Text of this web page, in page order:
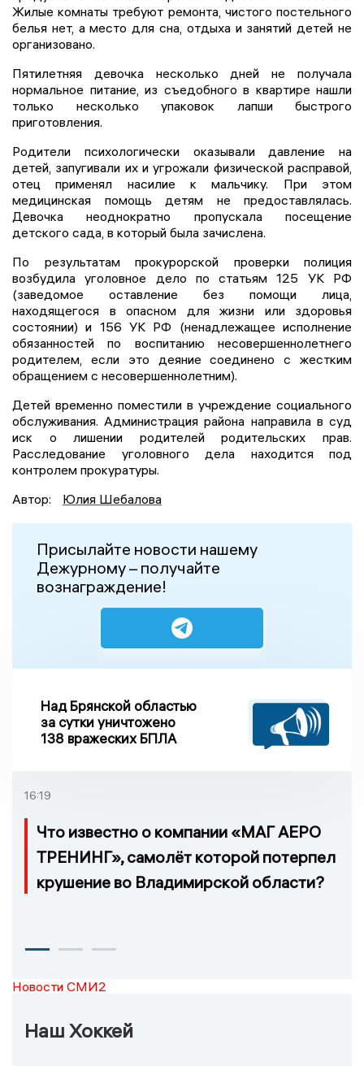
Жилые комнаты требуют ремонта, чистого постельного
белья нет, а место для сна, отдыха и занятий детей не
организовано.
Пятилетняя девочка несколько дней не получала
нормальное питание, из съедобного в квартире нашли
только несколько упаковок лапши быстрого
приготовления.
Родители психологически оказывали давление на
детей, запугивали их и угрожали физической расправой,
отец применял насилие к мальчику. При этом
медицинская помощь детям не предоставлялась.
Девочка неоднократно пропускала посещение
детского сада, в который была зачислена.
По результатам прокурорской проверки полиция
возбудила уголовное дело по статьям 125 УК РФ
(заведомое оставление без помощи лица,
находящегося в опасном для жизни или здоровья
состоянии) и 156 УК РФ (ненадлежащее исполнение
обязанностей по воспитанию несовершеннолетнего
родителем, если это деяние соединено с жестким
обращением с несовершеннолетним).
Детей временно поместили в учреждение социального
обслуживания. Администрация района направила в суд
иск о лишении родителей родительских прав.
Расследование уголовного дела находится под
контролем прокуратуры.
Автор:
Юлия Шебалова
Присылайте новости нашему
Дежурному – получайте
вознаграждение!
Над Брянской областью
за сутки уничтожено
138 вражеских БПЛА
16:19
Что известно о компании «МАГ АЕРО
ТРЕНИНГ», самолёт которой потерпел
крушение во Владимирской области?
Новости СМИ2
Наш Хоккей